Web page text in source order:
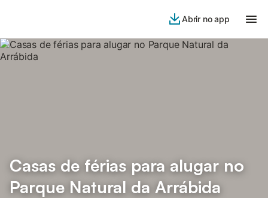
Abrir no app
Casas de férias para alugar no
Parque Natural da Arrábida